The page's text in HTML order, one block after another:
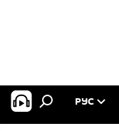
РУС